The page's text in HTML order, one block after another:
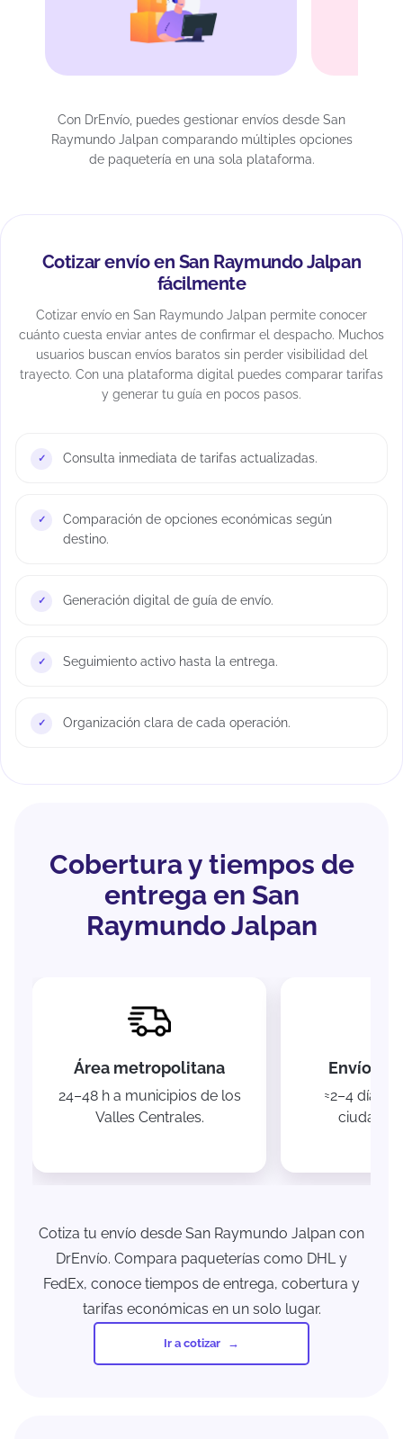
Con DrEnvío, puedes gestionar envíos desde San
Raymundo Jalpan comparando múltiples opciones
de paquetería en una sola plataforma.
Cotizar envío en San Raymundo Jalpan
fácilmente
Cotizar envío en San Raymundo Jalpan permite conocer
cuánto cuesta enviar antes de confirmar el despacho. Muchos
usuarios buscan envíos baratos sin perder visibilidad del
trayecto. Con una plataforma digital puedes comparar tarifas
y generar tu guía en pocos pasos.
Consulta inmediata de tarifas actualizadas.
Comparación de opciones económicas según
destino.
Generación digital de guía de envío.
Seguimiento activo hasta la entrega.
Organización clara de cada operación.
Cobertura y tiempos de
entrega en San
Raymundo Jalpan
Área metropolitana
24–48 h a municipios de los
Valles Centrales.
Envíos
≈2–4 días
ciudades
Cotiza tu envío desde San Raymundo Jalpan con
DrEnvío. Compara paqueterías como DHL y
FedEx, conoce tiempos de entrega, cobertura y
tarifas económicas en un solo lugar.
Ir a cotizar